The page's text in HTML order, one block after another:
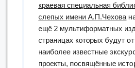
краевая специальная
слепых имени А.П.Чехова
ещё 2 мультиформатных
страницах которых будут
наиболее известные
проекты, посвящённые